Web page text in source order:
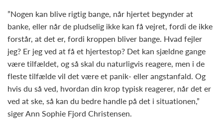
”Nogen kan blive rigtig bange, når hjertet begynder at
banke, eller når de pludselig ikke kan få vejret, fordi de ikke
forstår, at det er, fordi kroppen bliver bange. Hvad fejler
jeg? Er jeg ved at få et hjertestop? Det kan sjældne gange
være tilfældet, og så skal du naturligvis reagere, men i de
fleste tilfælde vil det være et panik- eller angstanfald. Og
hvis du så ved, hvordan din krop typisk reagerer, når det er
ved at ske, så kan du bedre handle på det i situationen,”
siger Ann Sophie Fjord Christensen.